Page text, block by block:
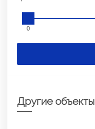
0
Другие объекты